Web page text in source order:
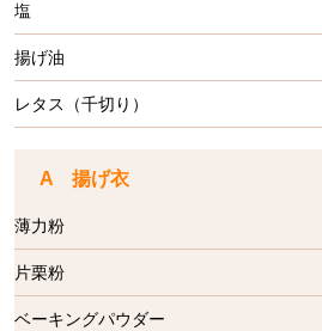
塩
揚げ油
レタス（千切り）
A 揚げ衣
薄力粉
片栗粉
ベーキングパウダー